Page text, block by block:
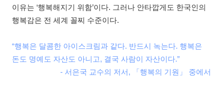
이유는 ‘행복해지기 위함’이다. 그러나 안타깝게도 한국인의
행복감은 전 세계 꼴찌 수준이다.
“행복은 달콤한 아이스크림과 같다. 반드시 녹는다. 행복은
돈도 명예도 자산도 아니고, 결국 사람이 자산이다.”
- 서은국 교수의 저서, 「행복의 기원」 중에서